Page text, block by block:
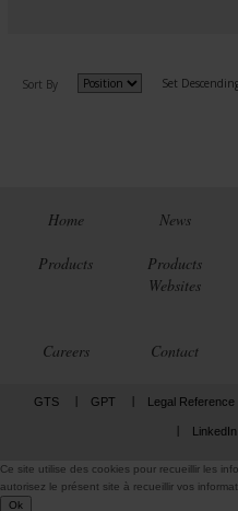
Sort By Set
Home News
Products
Products
Websites
Careers Contact
GTS GPT Legal Reference
LinkedIn
Ce site utilise des cookies pour recueillir les
autorisez le présent site à recueillir vos
Ok